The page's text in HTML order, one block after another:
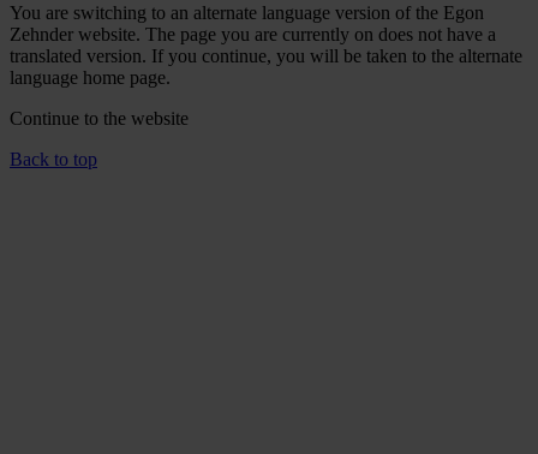
You are switching to an alternate language version of the Egon
Zehnder website. The page you are currently on does not have a
translated version. If you continue, you will be taken to the alternate
language home page.
Continue to the website
Back to top